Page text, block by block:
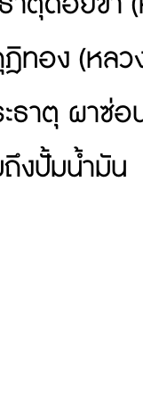
ฎิทอง (หล
ธาตุ ผาซ่
งปั้มน้ำมัน